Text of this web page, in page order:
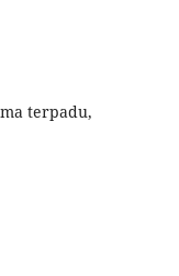
terpadu,